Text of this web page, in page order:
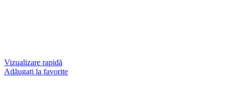
Vizualizare rapidă
Adăugați la favorite